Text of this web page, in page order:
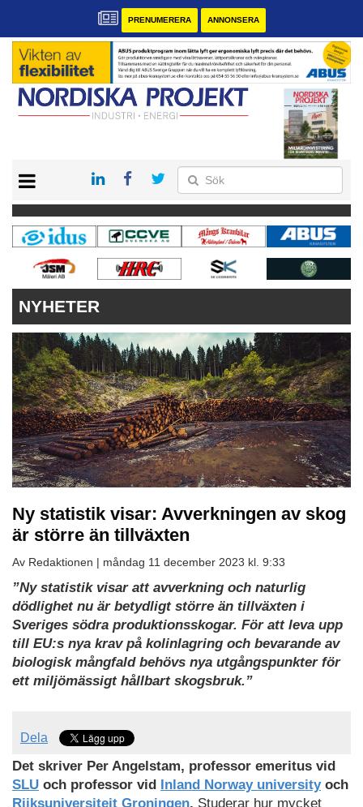
PRENUMERERA ANNONSERA
KONTAKT
VÅRA ANDRA MAGASIN
PRENUMERERA
ANNONSERA
NYHETER
Ny statistik visar: Avverkningen av skog
är större än tillväxten
Av Redaktionen | måndag 11 december 2023 kl. 9:33
”Ny statistik visar att avverkning och naturlig
dödlighet nu är betydligt större än tillväxten i
Sveriges södra produktionsskogar. För att leva upp
till EU:s nya krav på kolinlagring och bevarande av
biologisk mångfald behövs nya utgångspunkter för
ett miljömässigt hållbart skogsbruk.”
Dela
Det skriver Per Angelstam, professor emeritus vid
SLU och professor vid Inland Norway universityoch
Rijksuniversiteit Groningen. Studerar hur mycket